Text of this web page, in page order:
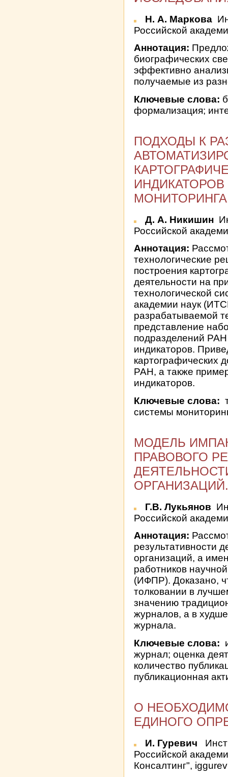
Н. А. Маркова
Российской
Аннотация:
биографических
эффективно
получаемые из
Ключевые слова:
формализация;
ПОДХОДЫ К
Д. А. Никишин
Российской
Аннотация:
технологические
построения
деятельности на
технологической
академии наук
разрабатываемой
представление
подразделений
индикаторов.
картографических
РАН, а также
индикаторов.
Ключевые слова:
системы
МОДЕЛЬ
ПРАВОВОГО
Г.В. Лукьянов
Российской
Аннотация:
результативности
организаций, а
работников
(ИФПР). Доказано,
толковании в
значению
журналов, а в
журнала.
Ключевые слова:
журнал; оценка
количество
публикационная
О
ЕДИНОГО
И. Гуревич
Российской
Консалтинг",